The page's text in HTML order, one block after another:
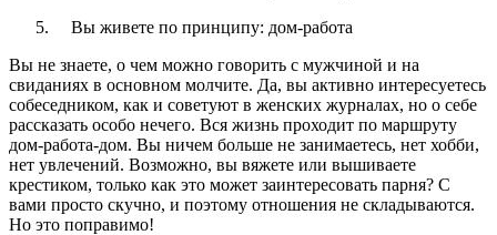
Вы живете по принципу: дом-работа
Вы не знаете, о чем можно говорить с мужчиной и на
свиданиях в основном молчите. Да, вы активно интересуетесь
собеседником, как и советуют в женских журналах, но о себе
рассказать особо нечего. Вся жизнь проходит по маршруту
дом-работа-дом. Вы ничем больше не занимаетесь, нет хобби,
нет увлечений. Возможно, вы вяжете или вышиваете
крестиком, только как это может заинтересовать парня? С
вами просто скучно, и поэтому отношения не складываются.
Но это поправимо!